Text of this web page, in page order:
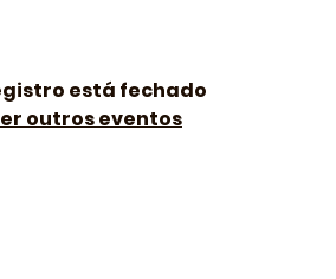
está fechado
outros eventos